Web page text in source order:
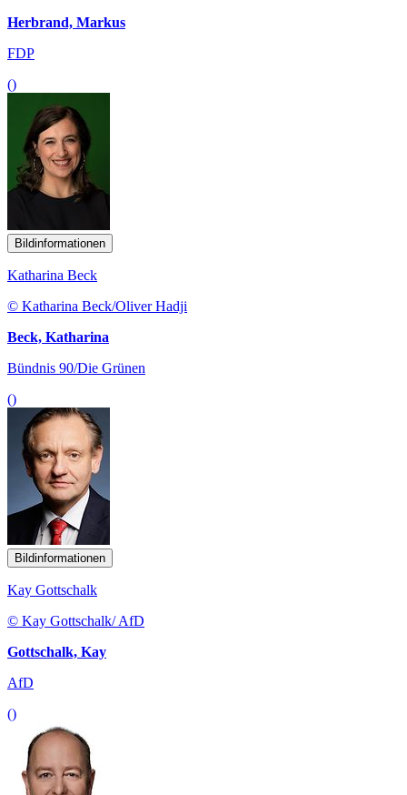
Herbrand, Markus
FDP
()
Bildinformationen
Katharina Beck
© Katharina Beck/Oliver Hadji
Beck, Katharina
Bündnis 90/Die Grünen
()
Bildinformationen
Kay Gottschalk
© Kay Gottschalk/ AfD
Gottschalk, Kay
AfD
()